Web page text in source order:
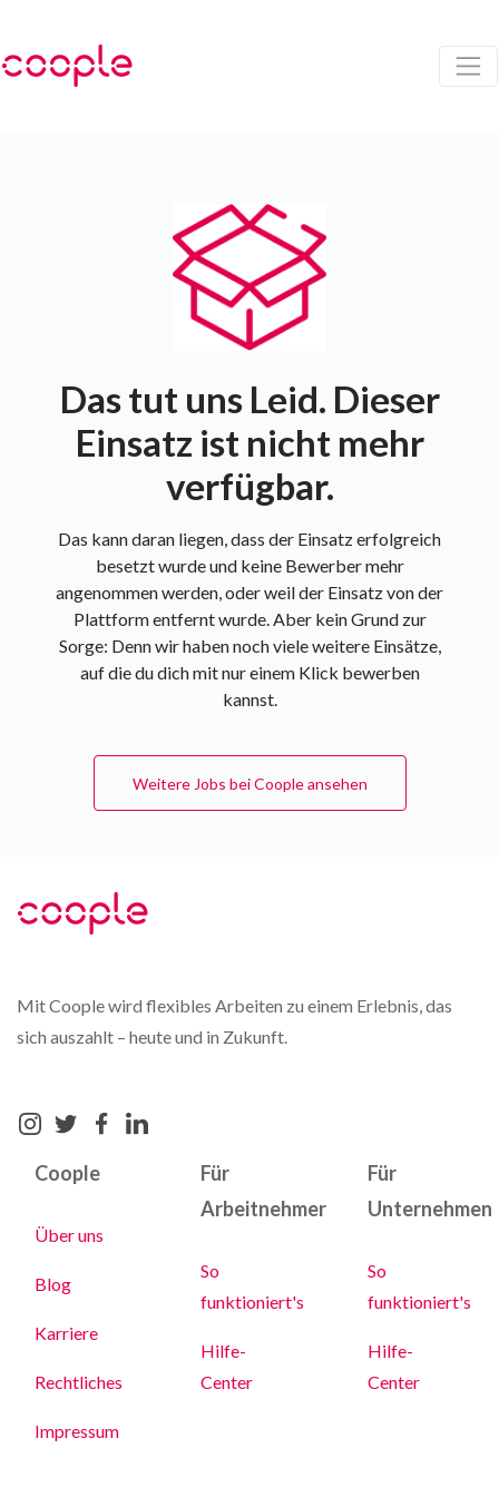
Das tut uns Leid. Dieser
Einsatz ist nicht mehr
verfügbar.
Das kann daran liegen, dass der Einsatz erfolgreich
besetzt wurde und keine Bewerber mehr
angenommen werden, oder weil der Einsatz von der
Plattform entfernt wurde. Aber kein Grund zur
Sorge: Denn wir haben noch viele weitere Einsätze,
auf die du dich mit nur einem Klick bewerben
kannst.
Weitere Jobs bei Coople ansehen
Mit Coople wird flexibles Arbeiten zu einem Erlebnis, das
sich auszahlt – heute und in Zukunft.
Coople
Über uns
Blog
Karriere
Rechtliches
Impressum
Für
Arbeitnehmer
So
funktioniert's
Hilfe-
Center
Für
Unternehmen
So
funktioniert's
Hilfe-
Center